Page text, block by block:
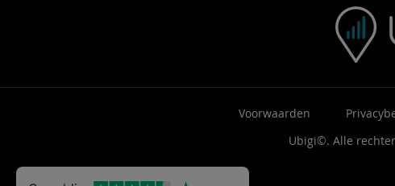
Voorwaarden
Ubigi©. Alle